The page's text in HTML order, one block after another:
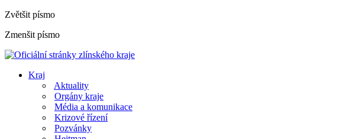
Zvětšit písmo
Zmenšit písmo
Kraj
Aktuality
Orgány kraje
Média a komunikace
Krizové řízení
Pozvánky